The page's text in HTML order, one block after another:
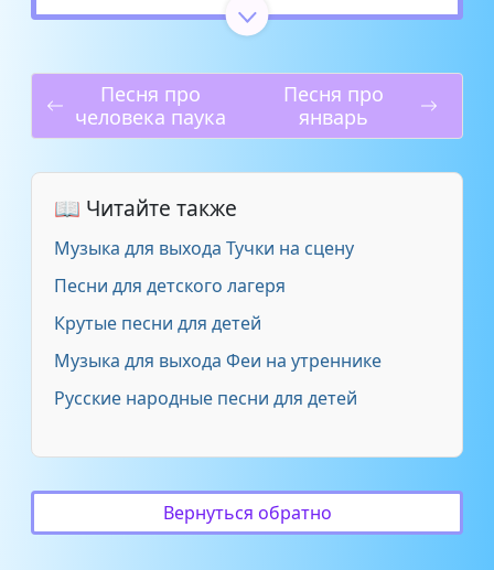
Pops-Pups - Бабайка
Джинсовые мальчики -
Бабайка
4:47
Синий Трактор - Бабайка 3:52
шоу-группа _Маня & Ваня_ -
Бабайка
Песня про
человека паука
Песня про
январь
📖 Читайте также
Музыка для выхода Тучки на сцену
Песни для детского лагеря
Крутые песни для детей
Музыка для выхода Феи на утреннике
Русские народные песни для детей
Вернуться обратно